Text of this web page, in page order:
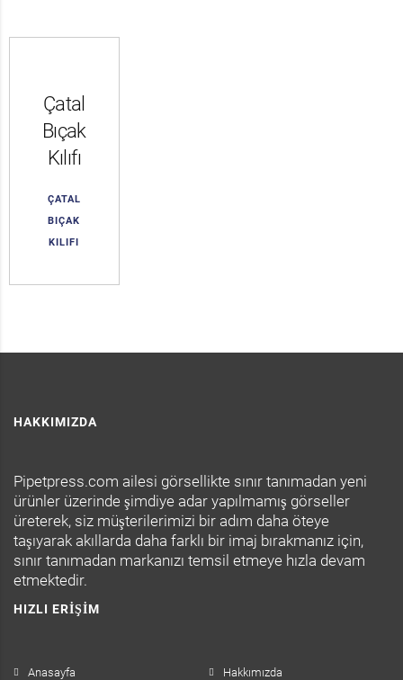
Çatal
Bıçak
Kılıfı
ÇATAL
BIÇAK
KILIFI
HAKKIMIZDA
Pipetpress.com ailesi görsellikte sınır tanımadan yeni
ürünler üzerinde şimdiye adar yapılmamış görseller
üreterek, siz müşterilerimizi bir adım daha öteye
taşıyarak akıllarda daha farklı bir imaj bırakmanız için,
sınır tanımadan markanızı temsil etmeye hızla devam
etmektedir.
HIZLI ERIŞIM
Anasayfa Hakkımızda